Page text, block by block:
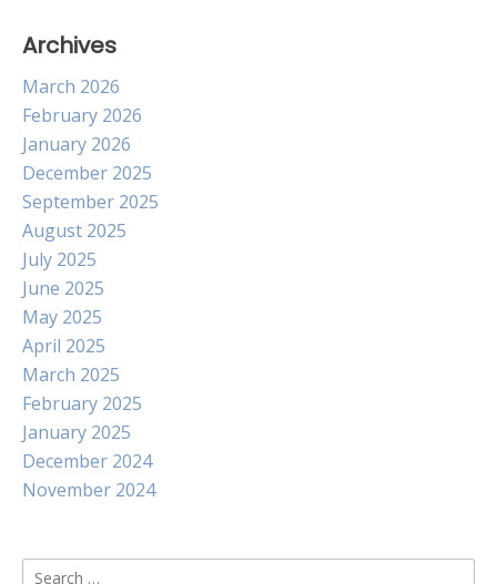
Archives
March 2026
February 2026
January 2026
December 2025
September 2025
August 2025
July 2025
June 2025
May 2025
April 2025
March 2025
February 2025
January 2025
December 2024
November 2024
Search